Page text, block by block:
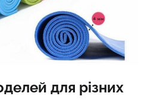
для різних